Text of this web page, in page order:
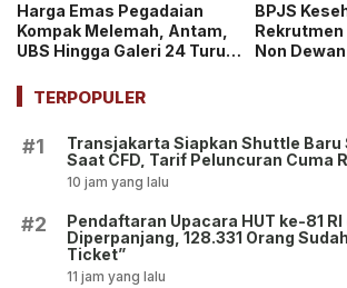
Harga Emas Pegadaian
Kompak Melemah, Antam,
UBS Hingga Galeri 24 Turun
BPJS
Non
TERPOPULER
#1
Transjakarta Siapkan Shuttle
Saat CFD, Tarif Peluncuran Cuma
10 jam yang lalu
#2
Pendaftaran Upacara HUT ke-81
Diperpanjang, 128.331 Orang
Ticket”
11 jam yang lalu